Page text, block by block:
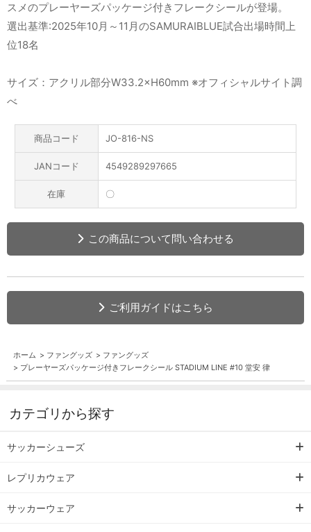
スメのプレーヤーズパッケージ付きフレークシールが登場。
選出基準:2025年10月～11月のSAMURAIBLUE試合出場時間上
位18名
サイズ：アクリル部分W33.2×H60mm ※オフィシャルサイト調
べ
商品コード JO-816-NS
JANコード 4549289297665
在庫 〇
この商品について問い合わせる
ご利用ガイドはこちら
ホーム > ファングッズ > ファングッズ
> プレーヤーズパッケージ付きフレークシール STADIUM LINE #10 堂安 律
カテゴリから探す
サッカーシューズ
レプリカウェア
サッカーウェア